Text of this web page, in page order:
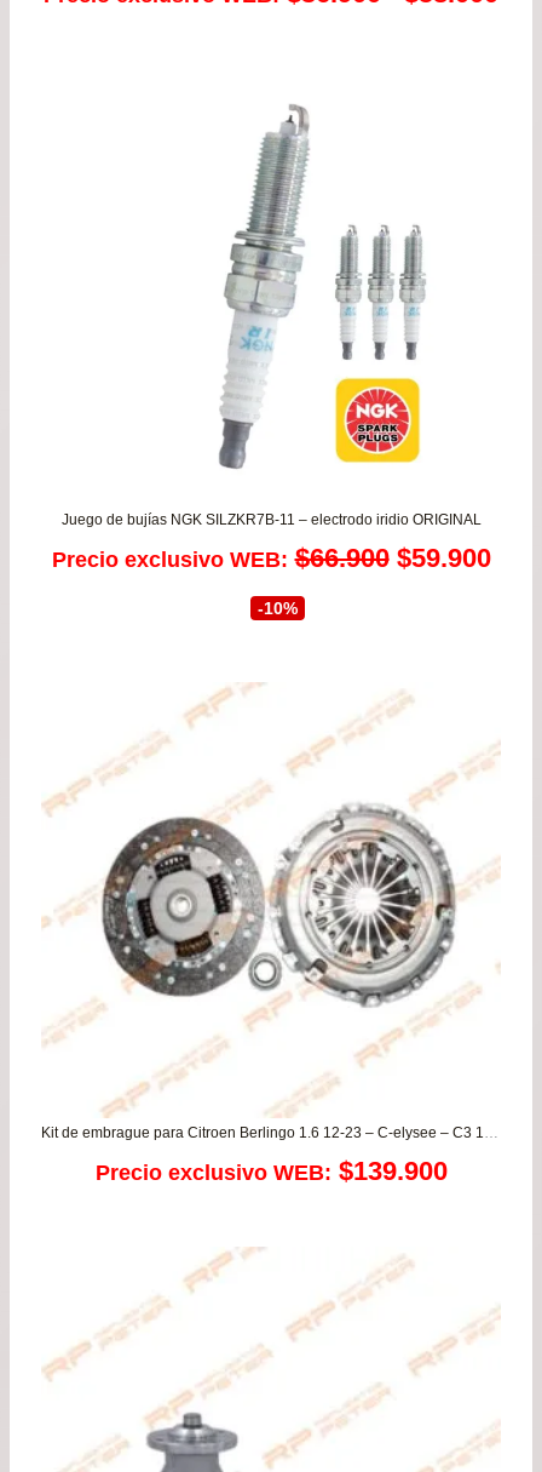
Juego de bujías NGK SILZKR7B-11 – electrodo iridio ORIGINAL
Precio exclusivo WEB: $66.900 El
era:
$66.900.
$59.900El
-10%
Kit de embrague para Citroen Berlingo 1.6 12-23 – C-elysee – C3 1.6 – Jumpy / Peugeot 2008 1.6 – 208 1.6 – 301 1.6 – 308 – Expert 1.6 – Partner 1.6 – Rifter K9
Precio exclusivo WEB: $139.900